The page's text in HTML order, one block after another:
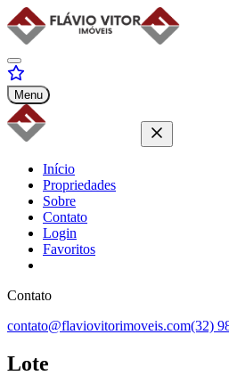
Menu
Início
Propriedades
Sobre
Contato
Login
Favoritos
Contato
contato@flaviovitorimoveis.com(32)
Lote